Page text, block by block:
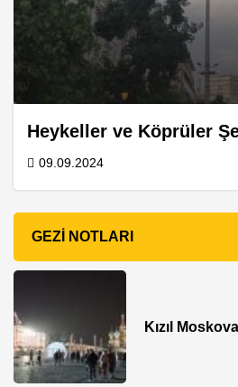
Heykeller ve Köprüler
09.09.2024
GEZI NOTLARI
Kızıl Moskova